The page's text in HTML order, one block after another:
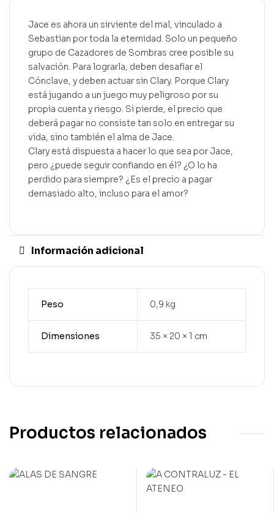
Jace es ahora un sirviente del mal, vinculado a
Sebastian por toda la eternidad. Solo un pequeño
grupo de Cazadores de Sombras cree posible su
salvación. Para lograrla, deben desafiar el
Cónclave, y deben actuar sin Clary. Porque Clary
está jugando a un juego muy peligroso por su
propia cuenta y riesgo. Si pierde, el precio que
deberá pagar no consiste tan solo en entregar su
vida, sino también el alma de Jace.
Clary está dispuesta a hacer lo que sea por Jace,
pero ¿puede seguir confiando en él? ¿O lo ha
perdido para siempre? ¿Es el precio a pagar
demasiado alto, incluso para el amor?
Información adicional
Peso 0,9 kg
Dimensiones 35 × 20 × 1 cm
Productos relacionados